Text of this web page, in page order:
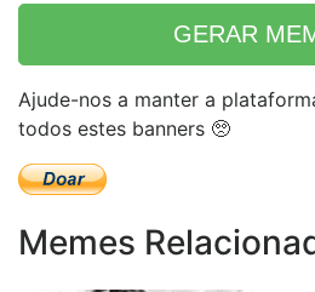
GERAR
Ajude-nos a manter a
todos estes banners 🥺
Memes